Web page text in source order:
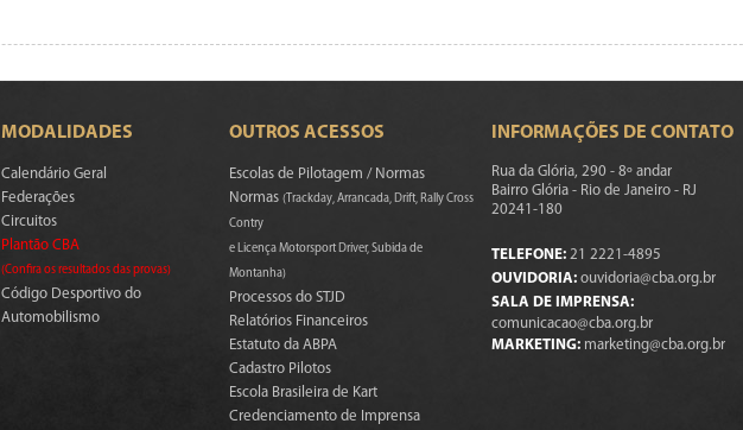
MODALIDADES
Calendário Geral
Federações
Circuitos
Plantão CBA
(Confira os resultados das provas)
Código Desportivo do
Automobilismo
OUTROS ACESSOS
Escolas de Pilotagem / Normas
Normas(Trackday, Arrancada, Drift, Rally Cross
Contry
e Licença Motorsport Driver, Subida de
Montanha)
Processos do STJD
Relatórios Financeiros
Estatuto da ABPA
Cadastro Pilotos
Escola Brasileira de Kart
Credenciamento de Imprensa
INFORMAÇÕES DE CONTATO
Rua da Glória, 290 - 8º andar
Bairro Glória - Rio de Janeiro - RJ
20241-180
TELEFONE: 21 2221-4895
OUVIDORIA: ouvidoria@cba.org.br
SALA DE IMPRENSA:
comunicacao@cba.org.br
MARKETING: marketing@cba.org.br